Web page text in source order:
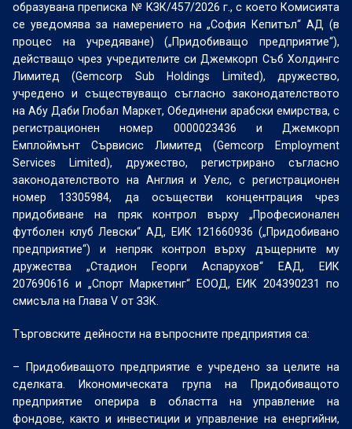
образувана преписка № КЗК/457/2026 г., с което Комисията
се уведомява за намерението на „София Кепитъл“ АД (в
процес на учредяване) („Придобиващо предприятие“),
действащо чрез учредителите си Джемкорп Съб Холдингс
Лимитед (Gemcorp Sub Holdings Limited), дружество,
учредено и съществуващо съгласно законодателството
на Абу Даби Глобал Маркет, Обединени арабски емирства, с
регистрационен номер 0000023436 и Джемкорп
Емплоймънт Сървисис Лимитед (Gemcorp Employment
Services Limited), дружество, регистрирано съгласно
законодателството на Англия и Уелс, с регистрационен
номер 13305984, да осъществи концентрация чрез
придобиване на пряк контрол върху „Професионален
футболен клуб Левски“ АД, ЕИК 121660936 („Придобивано
предприятие“) и непряк контрол върху дъщерните му
дружества „Стадион Георги Аспарухов“ ЕАД, ЕИК
207690616 и „Спорт Маркетинг“ ЕООД, ЕИК 204390231 по
смисъла на Глава V от ЗЗК.
Търговските дейности на въпросните предприятия са:
– Придобиващото предприятие е учредено за целите на
сделката. Икономическата група на Придобиващото
предприятие оперира в областта на управление на
фондове, както и инвестиции и управление на енергийни,